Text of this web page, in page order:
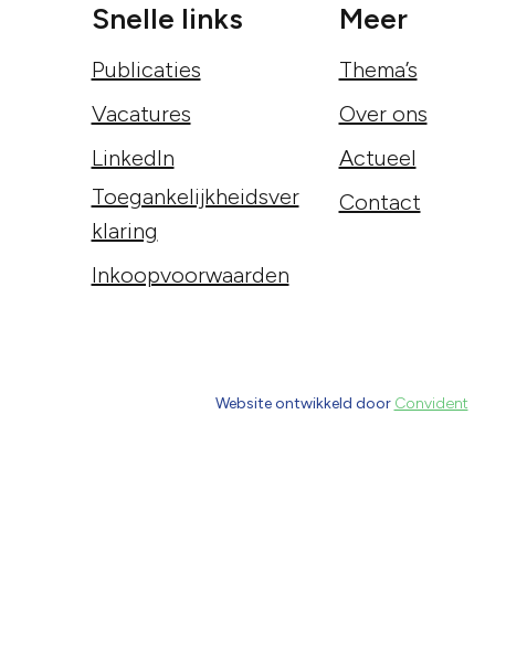
Snelle links
Publicaties
Vacatures
LinkedIn
Toegankelijkheidsver
klaring
Inkoopvoorwaarden
Meer
Thema’s
Over ons
Actueel
Contact
Website ontwikkeld door Convident